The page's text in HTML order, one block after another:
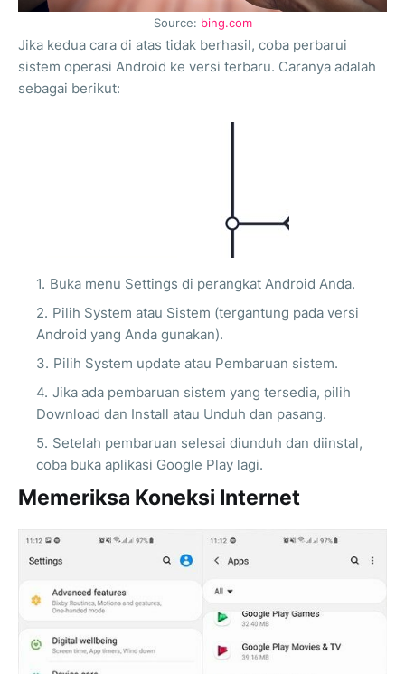
Source: bing.com
Jika kedua cara di atas tidak berhasil, coba perbarui
sistem operasi Android ke versi terbaru. Caranya adalah
sebagai berikut:
Buka menu Settings di perangkat Android Anda.
Pilih System atau Sistem (tergantung pada versi
Android yang Anda gunakan).
Pilih System update atau Pembaruan sistem.
Jika ada pembaruan sistem yang tersedia, pilih
Download dan Install atau Unduh dan pasang.
Setelah pembaruan selesai diunduh dan diinstal,
coba buka aplikasi Google Play lagi.
Memeriksa Koneksi Internet